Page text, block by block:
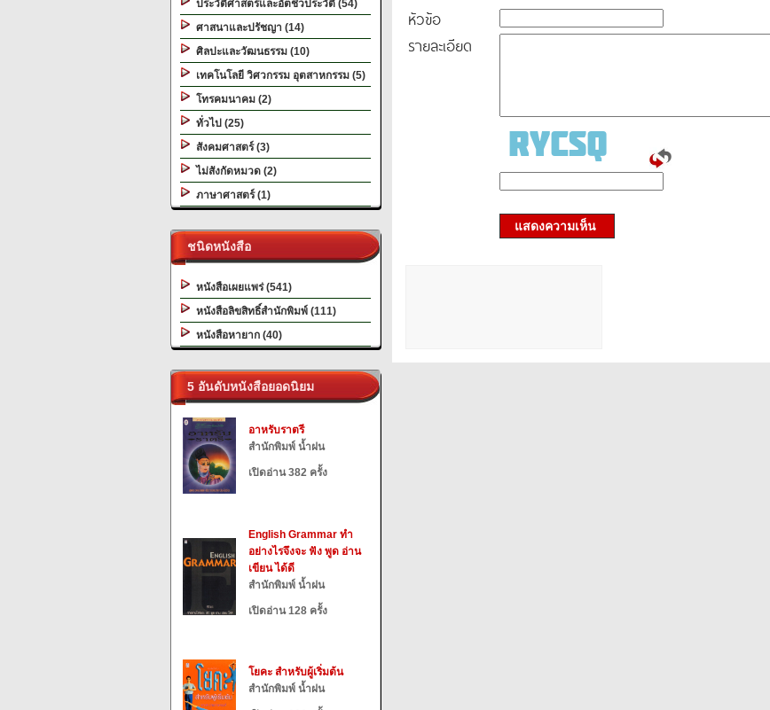
ประวัติศาสตร์และอัตชีวประวัติ (54)
ศาสนาและปรัชญา (14)
ศิลปะและวัฒนธรรม (10)
เทคโนโลยี วิศวกรรม อุตสาหกรรม (5)
โทรคมนาคม (2)
ทั่วไป (25)
สังคมศาสตร์ (3)
ไม่สังกัดหมวด (2)
ภาษาศาสตร์ (1)
ชนิดหนังสือ
หนังสือเผยแพร่ (541)
หนังสือลิขสิทธิ์สำนักพิมพ์ (111)
หนังสือหายาก (40)
5 อันดับหนังสือยอดนิยม
อาหรับราตรี
สำนักพิมพ์ น้ำฝน
เปิดอ่าน 382 ครั้ง
English Grammar ทำ
อย่างไรจึงจะ ฟัง พูด อ่าน
เขียน ได้ดี
สำนักพิมพ์ น้ำฝน
เปิดอ่าน 128 ครั้ง
โยคะ สำหรับผู้เริ่มต้น
สำนักพิมพ์ น้ำฝน
หัวข้อ
รายละเอียด
แสดงความเห็น